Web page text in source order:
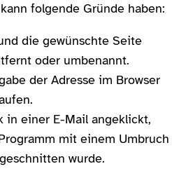
folgende Gründe haben:
die gewünschte Seite
oder umbenannt.
der Adresse im Browser
in einer E-Mail angeklickt,
mit einem Umbruch
wurde.